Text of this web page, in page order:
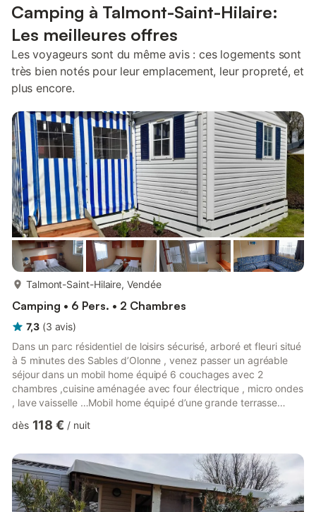
Camping à Talmont-Saint-Hilaire:
Les meilleures offres
Les voyageurs sont du même avis : ces logements sont
très bien notés pour leur emplacement, leur propreté, et
plus encore.
Talmont-Saint-Hilaire, Vendée
Camping • 6 Pers. • 2 Chambres
7,3 (3 avis)
Dans un parc résidentiel de loisirs sécurisé, arboré et fleuri situé
à 5 minutes des Sables d’Olonne , venez passer un agréable
séjour dans un mobil home équipé 6 couchages avec 2
chambres ,cuisine aménagée avec four électrique , micro ondes
, lave vaisselle …Mobil home équipé d’une grande terrasse
clôturée .Vous pourrez également profiter d’une grande piscine
vous trouverez boulodrome , tables de ping pong , terrain de
volley ,jeux pour enfants ,étang pour la ballade ou la pê...
dès 118 € / nuit